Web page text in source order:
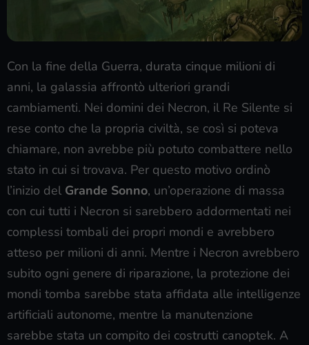
Con la fine della Guerra, durata cinque milioni di
anni, la galassia affrontò ulteriori grandi
cambiamenti. Nei domini dei Necron, il Re Silente si
rese conto che la propria civiltà, se così si poteva
chiamare, non avrebbe più potuto combattere nello
stato in cui si trovava. Per questo motivo ordinò
l’inizio del Grande Sonno, un’operazione di massa
con cui tutti i Necron si sarebbero addormentati nei
complessi tombali dei propri mondi e avrebbero
atteso per milioni di anni. Mentre i Necron avrebbero
subito ogni genere di riparazione, la protezione dei
mondi tomba sarebbe stata affidata alle intelligenze
artificiali autonome, mentre la manutenzione
sarebbe stata un compito dei costrutti canoptek. A